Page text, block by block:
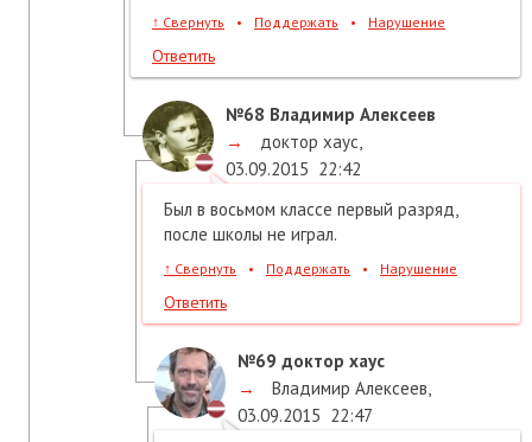
↑ Свернуть • Поддержать • Нарушение
Ответить
№68 Владимир Алексеев
→
доктор хаус
03.09.2015 22:42
Был в восьмом классе первый разряд,
после школы не играл.
↑ Свернуть • Поддержать • Нарушение
Ответить
№69 доктор хаус
→
Владимир Алексеев
03.09.2015 22:47